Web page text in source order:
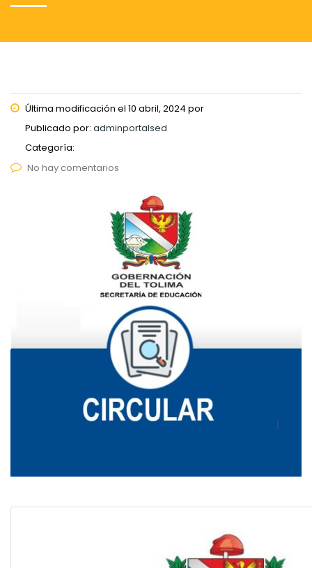
Última modificación el 10 abril, 2024 por
Publicado por: adminportalsed
Categoría:
No hay comentarios